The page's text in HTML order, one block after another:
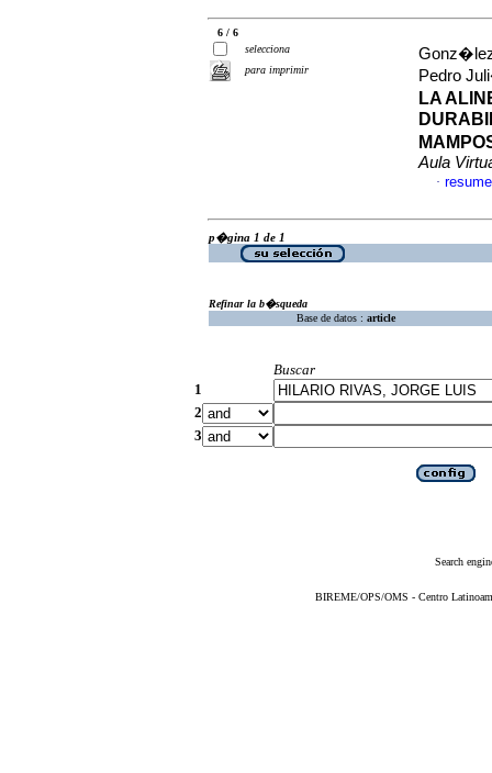
6 / 6
selecciona
para imprimir
Pedro
LA
Aula
·
p�gina 1 de 1
Refinar la b�squeda
Base de datos : article
Buscar
1
2
3
Search
BIREME/OPS/OMS - Centro